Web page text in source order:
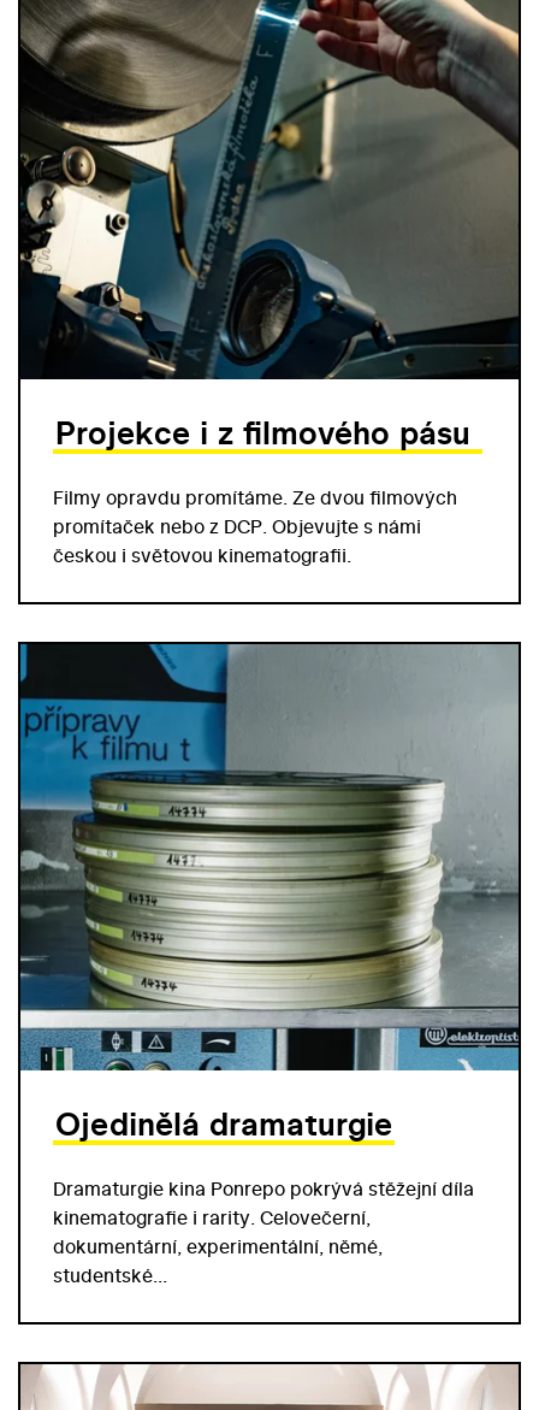
Projekce i z filmového pásu
Filmy opravdu promítáme. Ze dvou filmových
promítaček nebo z DCP. Objevujte s námi
českou i světovou kinematografii.
Ojedinělá dramaturgie
Dramaturgie kina Ponrepo pokrývá stěžejní díla
kinematografie i rarity. Celovečerní,
dokumentární, experimentální, němé,
studentské...